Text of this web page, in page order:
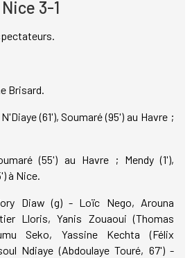
3-1
Brisard.
(61'), Soumaré (95') au Havre ;
(55') au Havre ; Mendy (1'),
à Nice.
Diaw (g) - Loïc Nego, Arouna
Lloris, Yanis Zouaoui (Thomas
Seko, Yassine Kechta (Félix
Ndiaye (Abdoulaye Touré, 67') -